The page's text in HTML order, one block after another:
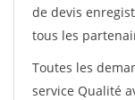
de devis
tous les
Toutes les
service Qualité